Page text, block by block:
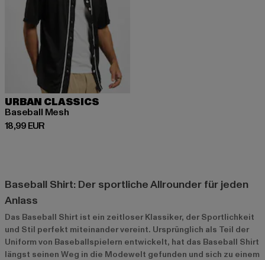
URBAN CLASSICS
Baseball Mesh
18,99 EUR
Derzeitiger Preis: 18,99 EUR
Baseball Shirt: Der sportliche Allrounder für jeden
Anlass
Das Baseball Shirt ist ein zeitloser Klassiker, der Sportlichkeit
und Stil perfekt miteinander vereint. Ursprünglich als Teil der
Uniform von Baseballspielern entwickelt, hat das Baseball Shirt
längst seinen Weg in die Modewelt gefunden und sich zu einem